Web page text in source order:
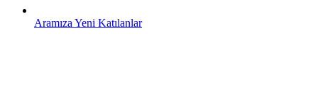
Aramıza Yeni Katılanlar